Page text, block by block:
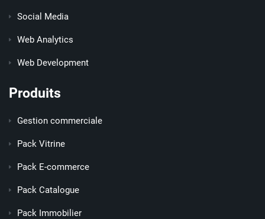
Social Media
Web Analytics
Web Development
Produits
Gestion commerciale
Pack Vitrine
Pack E-commerce
Pack Catalogue
Pack Immobilier